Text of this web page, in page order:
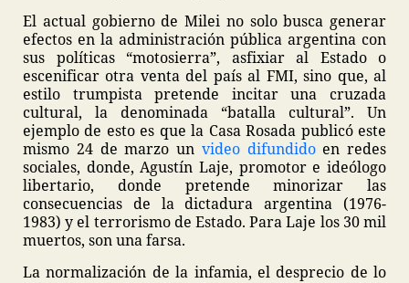
El actual gobierno de Milei no solo busca generar
efectos en la administración pública argentina con
sus políticas “motosierra”, asfixiar al Estado o
escenificar otra venta del país al FMI, sino que, al
estilo trumpista pretende incitar una cruzada
cultural, la denominada “batalla cultural”. Un
ejemplo de esto es que la Casa Rosada publicó este
mismo 24 de marzo un video difundidoen redes
sociales, donde, Agustín Laje, promotor e ideólogo
libertario, donde pretende minorizar las
consecuencias de la dictadura argentina (1976-
1983) y el terrorismo de Estado. Para Laje los 30 mil
muertos, son una farsa.
La normalización de la infamia, el desprecio de lo